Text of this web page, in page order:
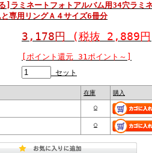
]ラミネートフォトアルバム用34穴ラミ
と専用リングＡ４サイズ6冊分
3,178円 (税抜 2,889
[ポイント還元 31ポイント～]
セット
在庫 購入
○
○